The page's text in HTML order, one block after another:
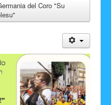
del Coro "Su